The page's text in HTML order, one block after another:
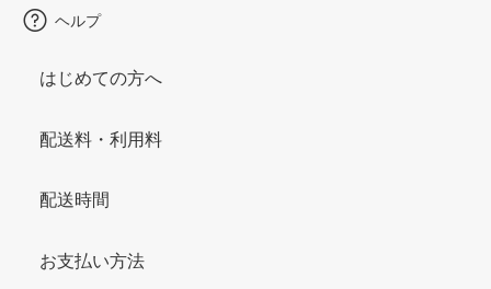
ヘルプ
はじめての方へ
配送料・利用料
配送時間
お支払い方法